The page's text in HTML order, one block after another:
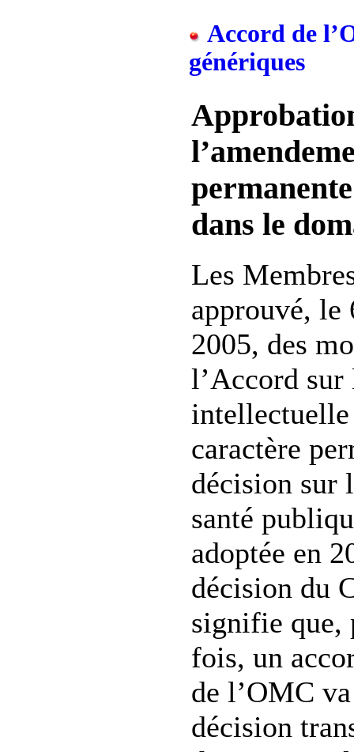
Accord de
génériques
dans le
Les
approuvé, le
2005, des
l’Accord
caractère
décision sur
santé
adoptée en
décision du
signifie que,
fois, un
de l’OMC
décision